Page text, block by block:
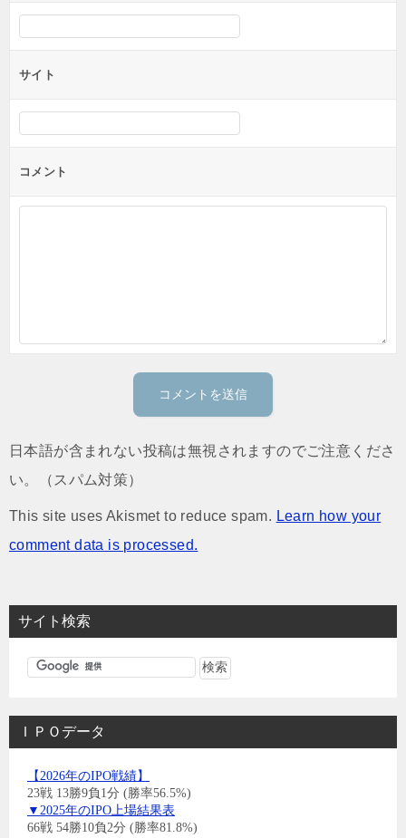
サイト
コメント
日本語が含まれない投稿は無視されますのでご注意くださ
い。（スパム対策）
This site uses Akismet to reduce spam. Learn how your
comment data is processed.
サイト検索
ＩＰＯデータ
【2026年のIPO戦績】
23戦 13勝9負1分 (勝率56.5%)
▼2025年のIPO上場結果表
66戦 54勝10負2分 (勝率81.8%)